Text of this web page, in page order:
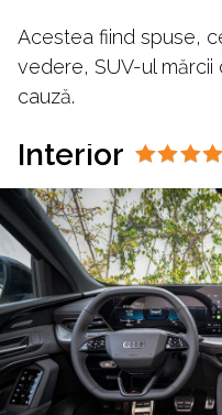
Acestea fiind spuse,
vedere, SUV-ul
cauză.
Interior